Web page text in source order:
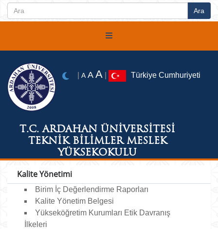
T.C. ARDAHAN ÜNİVERSİTESİ
TEKNİK BİLİMLER MESLEK
YÜKSEKOKULU
A A A Türkiye Cumhuriyeti
Kalite Yönetimi
Birim İç Değerlendirme Raporları
Kalite Yönetim Belgesi
Yükseköğretim Kurumları Etik Davranış
İlkeleri